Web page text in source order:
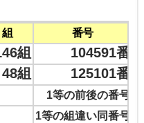
組
番号
組 104591番
48組 125101番
1等の前後の番号
1等の組違い同番号